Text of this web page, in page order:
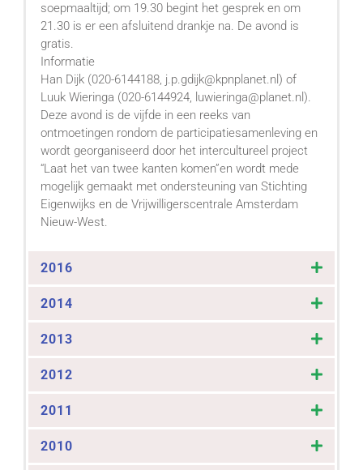
soepmaaltijd; om 19.30 begint het gesprek en om
21.30 is er een afsluitend drankje na. De avond is
gratis.
Informatie
Han Dijk (020-6144188, j.p.gdijk@kpnplanet.nl) of
Luuk Wieringa (020-6144924, luwieringa@planet.nl).
Deze avond is de vijfde in een reeks van
ontmoetingen rondom de participatiesamenleving en
wordt georganiseerd door het intercultureel project
“Laat het van twee kanten komen”en wordt mede
mogelijk gemaakt met ondersteuning van Stichting
Eigenwijks en de Vrijwilligerscentrale Amsterdam
Nieuw-West.
2016
2014
2013
2012
2011
2010